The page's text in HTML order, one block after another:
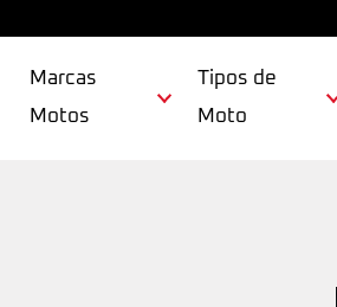
Marcas
Motos
Tipos de
Moto